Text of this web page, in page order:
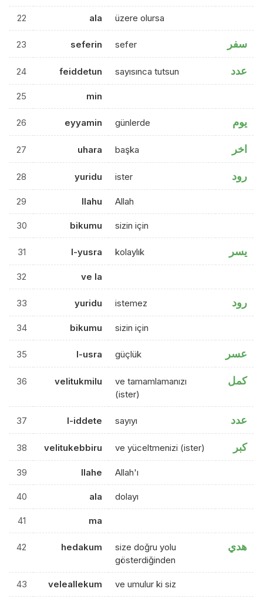
22 ala üzere olursa
23 seferin sefer سفر
24 feiddetun sayısınca tutsun عدد
25 min
26 eyyamin günlerde يوم
27 uhara başka اخر
28 yuridu ister رود
29 llahu Allah
30 bikumu sizin için
31 l-yusra kolaylık يسر
32 ve la
33 yuridu istemez رود
34 bikumu sizin için
35 l-usra güçlük عسر
36 velitukmilu
ve tamamlamanızı
(ister)
كمل
37 l-iddete sayıyı عدد
38 velitukebbiru ve yüceltmenizi (ister) كبر
39 llahe Allah'ı
40 ala dolayı
41 ma
42 hedakum
size doğru yolu
gösterdiğinden
هدي
43 veleallekum ve umulur ki siz